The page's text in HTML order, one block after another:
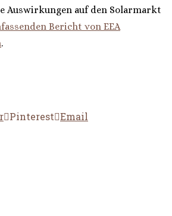
Auswirkungen auf den Solarmarkt
Bericht von EEA
.
Pinterest Email